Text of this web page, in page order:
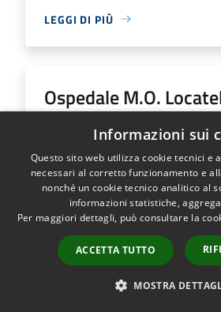
LEGGI DI PIÙ
Ospedale M.O.
Generale
IndirizzoVia Groppino,
Ospedale M.O. Locatelli
LEGGI DI PIÙ
Informazioni sui
Questo sito web utilizza cookie tecnici e
necessari al corretto funzionamento e
nonché un cookie tecnico analitico al
informazioni statistiche,
Per maggiori dettagli, può consultare la
ACCETTA TUTTO
MOSTRA